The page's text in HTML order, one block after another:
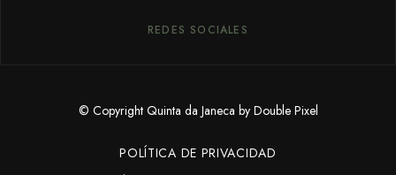
REDES SOCIALES
© Copyright Quinta da Janeca by Double Pixel
POLÍTICA DE PRIVACIDAD